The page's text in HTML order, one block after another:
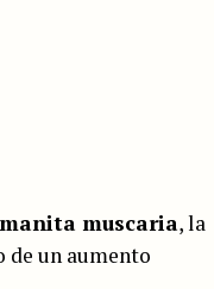
muscaria, la
un aumento